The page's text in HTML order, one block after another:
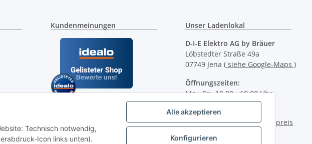
Alle akzeptieren
Konfigurieren
Technisch notwendig,
Icon links unten).
Kundenmeinungen
Unser Ladenlokal
D-I-E Elektro AG by Bräuer
Löbstedter Straße 49a
07749 Jena( siehe Google-Maps )
Öffnungszeiten:
Mo - Fr: 10.00 - 18.00 Uhr
Sa:
09.00 - 12.00 Uhr
Ladenpreis versus Internetpreis